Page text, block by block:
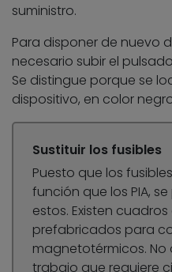
suministro.
Para disponer de nuevo
necesario subir el
Se distingue porque se
dispositivo, en color
Sustituir los fusibles
Puesto que los
función que los PIA,
estos. Existen
prefabricados para
magnetotérmicos.
trabajo que requiere